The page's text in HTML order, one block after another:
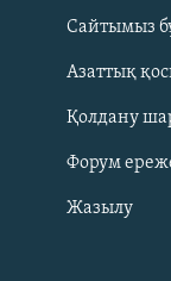
Русский
ЖАЗЫЛЫҢЫЗ
Сайтымыз
Азаттық
Қолдану
Форум
Жазылу